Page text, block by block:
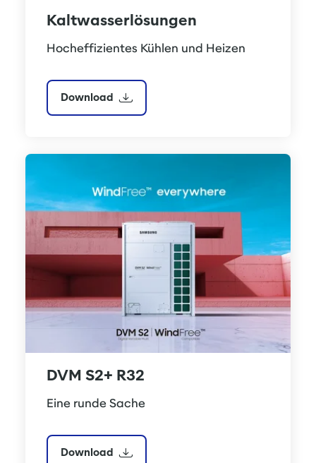
Kaltwasserlösungen
Hocheffizientes Kühlen und Heizen
Download
DVM S2+ R32
Eine runde Sache
Download